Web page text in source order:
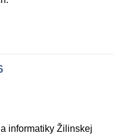
informatiky Žilinskej